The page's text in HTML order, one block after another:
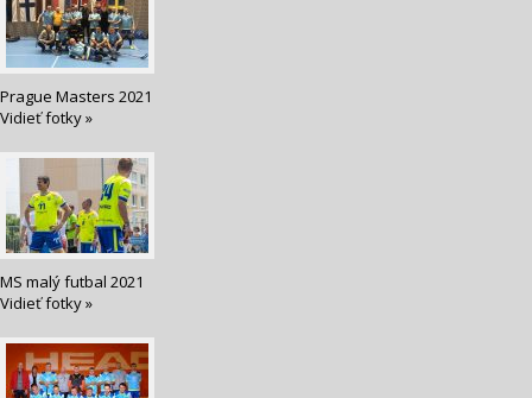
Prague Masters 2021
Vidieť fotky »
MS malý futbal 2021
Vidieť fotky »